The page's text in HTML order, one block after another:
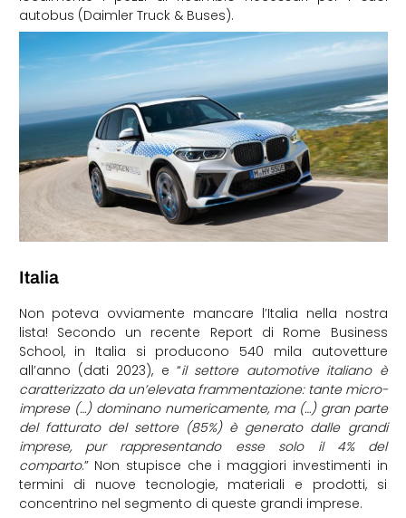
autobus (Daimler Truck & Buses).
Italia
Non poteva ovviamente mancare l’Italia nella nostra
lista! Secondo un recente Report di Rome Business
School, in Italia si producono 540 mila autovetture
all’anno (dati 2023), e “il settore automotive italiano è
caratterizzato da un’elevata frammentazione: tante micro-
imprese (…) dominano numericamente, ma (…) gran parte
del fatturato del settore (85%) è generato dalle grandi
imprese, pur rappresentando esse solo il 4% del
comparto.” Non stupisce che i maggiori investimenti in
termini di nuove tecnologie, materiali e prodotti, si
concentrino nel segmento di queste grandi imprese.